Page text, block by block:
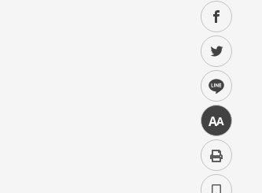
facebook
twitter
line
中